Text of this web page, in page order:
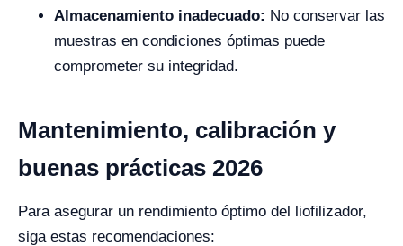
Almacenamiento inadecuado: No conservar las
muestras en condiciones óptimas puede
comprometer su integridad.
Mantenimiento, calibración y
buenas prácticas 2026
Para asegurar un rendimiento óptimo del liofilizador,
siga estas recomendaciones: